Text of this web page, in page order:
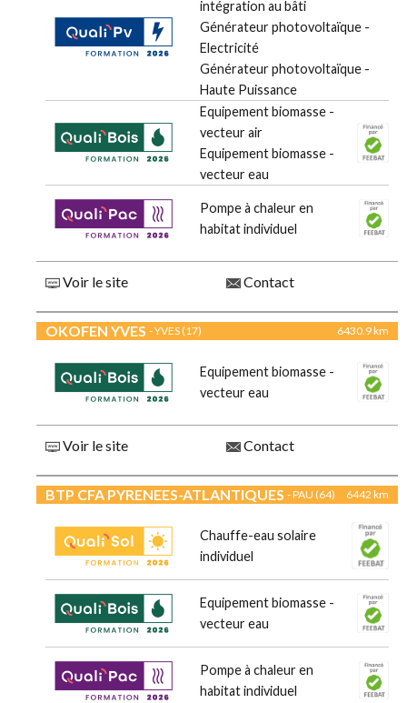
intégration au bâti
Générateur photovoltaïque -
Electricité
Générateur photovoltaïque -
Haute Puissance
Equipement biomasse -
vecteur air
Equipement biomasse -
vecteur eau
Pompe à chaleur en
habitat individuel
Voir le site Contact
OKOFEN YVES - YVES (17) 6430.9 km
Equipement biomasse -
vecteur eau
Voir le site Contact
BTP CFA PYRENEES-ATLANTIQUES - PAU (64) 6442 km
Chauffe-eau solaire
individuel
Equipement biomasse -
vecteur eau
Pompe à chaleur en
habitat individuel